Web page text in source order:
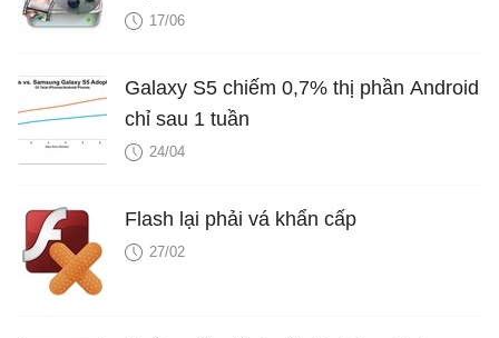
17/06
Galaxy S5 chiếm 0,7% thị phần Android
chỉ sau 1 tuần
24/04
Flash lại phải vá khẩn cấp
27/02